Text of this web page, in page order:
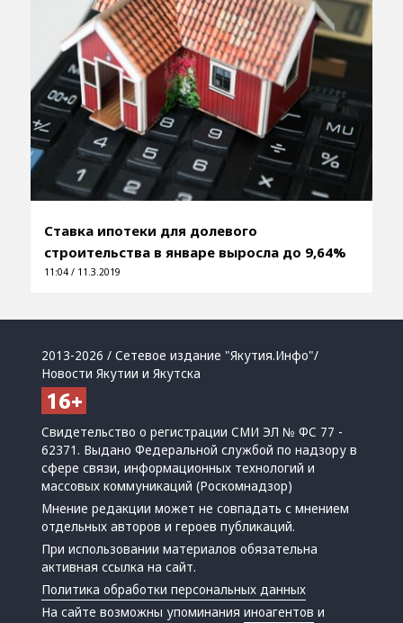
Ставка ипотеки для долевого
строительства в январе выросла до 9,64%
11:04 / 11.3.2019
2013-2026 / Сетевое издание "Якутия.Инфо"/
Новости Якутии и Якутска
Свидетельство о регистрации СМИ ЭЛ № ФС 77 -
62371. Выдано Федеральной службой по надзору в
сфере связи, информационных технологий и
массовых коммуникаций (Роскомнадзор)
Мнение редакции может не совпадать с мнением
отдельных авторов и героев публикаций.
При использовании материалов обязательна
активная ссылка на сайт.
Политика обработки персональных данных
На сайте возможны упоминанияиноагентов и